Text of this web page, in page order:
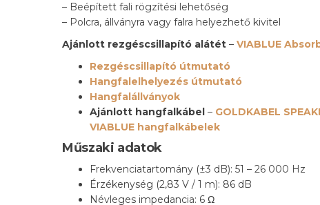
– Beépített fali rögzítési lehetőség
– Polcra, állványra vagy falra helyezhető kivitel
Ajánlott rezgéscsillapító alátét – VIABLUE
Rezgéscsillapító útmutató
Hangfalelhelyezés útmutató
Hangfalállványok
Ajánlott hangfalkábel – GOLDKABEL
VIABLUE hangfalkábelek
Műszaki adatok
Frekvenciatartomány (±3 dB): 51 – 26 000 Hz
Érzékenység (2,83 V / 1 m): 86 dB
Névleges impedancia: 6 Ω